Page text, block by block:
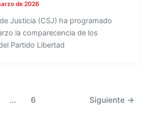
de 2026
Justicia (CSJ) ha programado
la comparecencia de los
Partido Libertad
… 6 Siguiente →